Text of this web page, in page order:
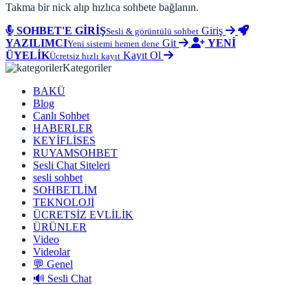
Takma bir nick alıp hızlıca sohbete bağlanın.
SOHBET'E GİRİŞSesli & görüntülü sohbet Giriş
YAZILIMCIYeni sistemi hemen dene Git
YENİ
ÜYELİKÜcretsiz hızlı kayıt Kayıt Ol
Kategoriler
BAKÜ
Blog
Canlı Sohbet
HABERLER
KEYİFLİSES
RUYAMSOHBET
Sesli Chat Siteleri
sesli sohbet
SOHBETLİM
TEKNOLOJİ
ÜCRETSİZ EVLİLİK
ÜRÜNLER
Video
Videolar
💬 Genel
🔊 Sesli Chat